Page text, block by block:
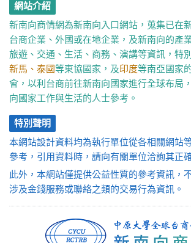
網站介紹
新南向商情網為新南向入口網站，蒐集已在
台商企業、外國或在地企業，及新南向的產
旅遊、交通、生活、商務、演講等資訊，特
新馬、泰國等東協國家，及印度等南亞國家
會，以利台商前往新南向國家進行全球布局
向國家工作與生活的人士參考。
特別聲明
本網站設計資料均為執行單位從各相關網站
參考，引用資料時，請向有關單位洽詢其正
此外，本網站僅提供公益性質的參考資訊，
涉及金錢服務或聯絡之類的交易行為資訊。